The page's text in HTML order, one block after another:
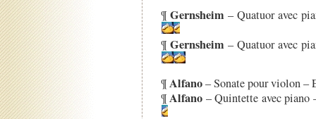
¶ Gernsheim – Quatuor avec
¶ Gernsheim – Quatuor avec
¶Alfano– Sonate pour violon –
¶Alfano – Quintette avec